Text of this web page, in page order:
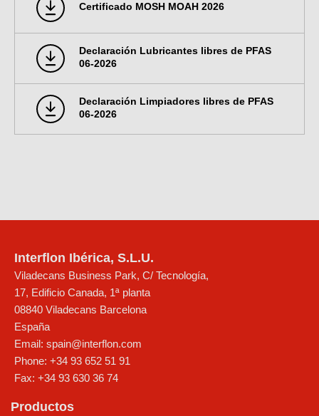
Certificado MOSH MOAH 2026
Declaración Lubricantes libres de PFAS
06-2026
Declaración Limpiadores libres de PFAS
06-2026
Interflon Ibérica, S.L.U.
Viladecans Business Park, C/ Tecnología,
17, Edificio Canada, 1ª planta
08840 Viladecans Barcelona
España
Email: spain@interflon.com
Phone: +34 93 652 51 91
Fax: +34 93 630 36 74
Productos